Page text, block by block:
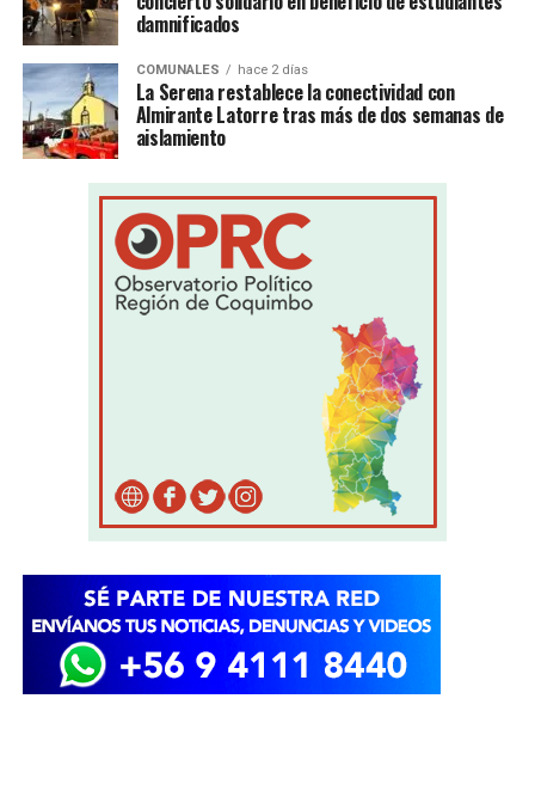
damnificados
COMUNALES hace 2 días
La Serena restablece la conectividad con
Almirante Latorre tras más de dos semanas de
aislamiento